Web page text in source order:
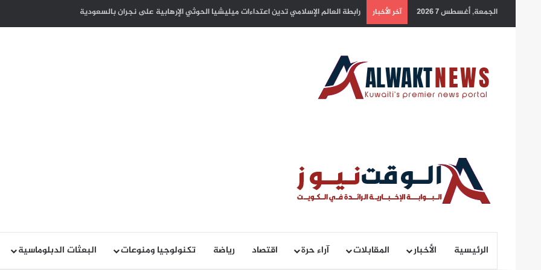
الجمعة, أغسطس 7 2026 آخر الأخبار سمو أمير البلاد يهنئ رئيس كوت ديفوار بذكرى الاستقلال لبلاده
الرئيسية الأخبار المقابلات آراء حرة اقتصاد رياضة تكنولوجيا ومنوعات البعثات الدبلوماسية